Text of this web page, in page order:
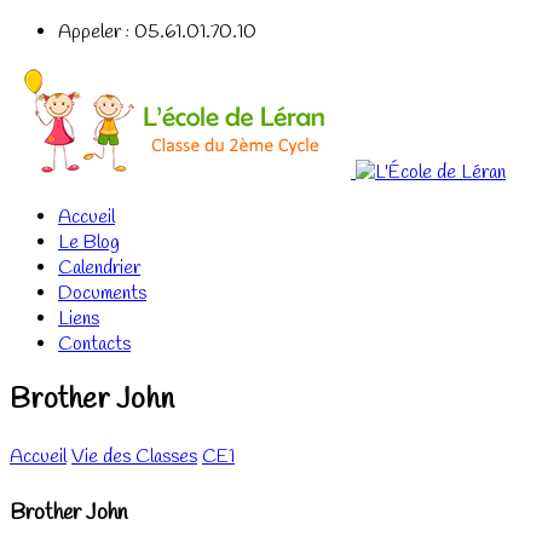
Appeler : 05.61.01.70.10
Accueil
Le Blog
Calendrier
Documents
Liens
Contacts
Brother John
AccueilVie des ClassesCE1
Brother John